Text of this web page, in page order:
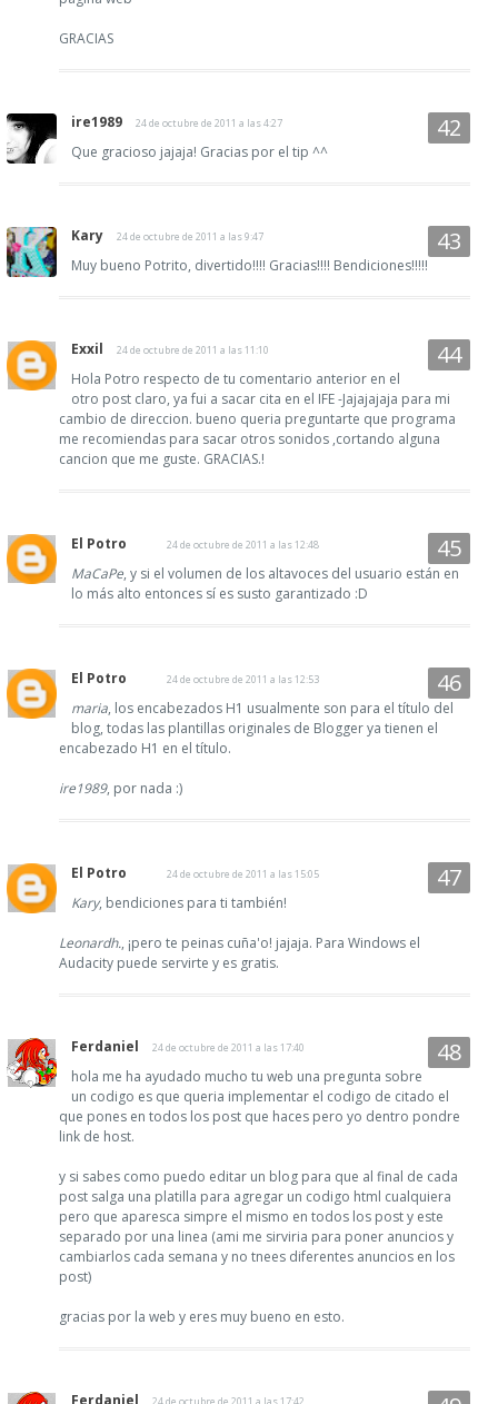
GRACIAS
ire1989 24 de octubre de 2011 a las 4:27
Que gracioso jajaja! Gracias por el tip ^^
Kary 24 de octubre de 2011 a las 9:47
Muy bueno Potrito, divertido!!!! Gracias!!!! Bendiciones!!!!!
Exxil 24 de octubre de 2011 a las 11:10
Hola Potro respecto de tu comentario anterior en el
otro post claro, ya fui a sacar cita en el IFE -Jajajajaja para mi
cambio de direccion. bueno queria preguntarte que programa
me recomiendas para sacar otros sonidos ,cortando alguna
cancion que me guste. GRACIAS.!
El Potro 24 de octubre de 2011 a las 12:48
MaCaPe, y si el volumen de los altavoces del usuario están en
lo más alto entonces sí es susto garantizado :D
El Potro 24 de octubre de 2011 a las 12:53
maria, los encabezados H1 usualmente son para el título del
blog, todas las plantillas originales de Blogger ya tienen el
encabezado H1 en el título.
ire1989, por nada :)
El Potro 24 de octubre de 2011 a las 15:05
Kary, bendiciones para ti también!
Leonardh., ¡pero te peinas cuña'o! jajaja. Para Windows el
Audacity puede servirte y es gratis.
Ferdaniel 24 de octubre de 2011 a las 17:40
hola me ha ayudado mucho tu web una pregunta sobre
un codigo es que queria implementar el codigo de citado el
que pones en todos los post que haces pero yo dentro pondre
link de host.
y si sabes como puedo editar un blog para que al final de cada
post salga una platilla para agregar un codigo html cualquiera
pero que aparesca simpre el mismo en todos los post y este
separado por una linea (ami me sirviria para poner anuncios y
cambiarlos cada semana y no tnees diferentes anuncios en los
post)
gracias por la web y eres muy bueno en esto.
Ferdaniel